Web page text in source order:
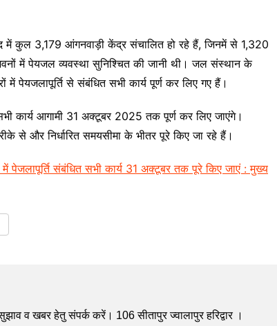
में कुल 3,179 आंगनवाड़ी केंद्र संचालित हो रहे हैं, जिनमें से 1,320
में पेयजल व्यवस्था सुनिश्चित की जानी थी। जल संस्थान के
पेयजलापूर्ति से संबंधित सभी कार्य पूर्ण कर लिए गए हैं।
कार्य आगामी 31 अक्टूबर 2025 तक पूर्ण कर लिए जाएंगे।
से और निर्धारित समयसीमा के भीतर पूरे किए जा रहे हैं।
पेजलापूर्ति संबंधित सभी कार्य 31 अक्टूबर तक पूरे किए जाएं : मुख्य
व खबर हेतु संपर्क करें। 106 सीतापुर ज्वालापुर हरिद्वार ।